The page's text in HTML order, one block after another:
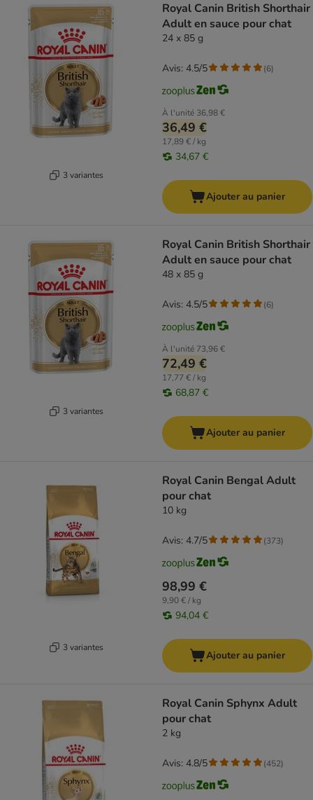
3 variantes
Royal Canin British Shorthair
Adult en sauce pour chat
24 x 85 g
À l'unité 36,98 €
36,49 €
17,89 € / kg
34,67 €
Avis: 4.5/5 (6)
Ajouter au panier
3 variantes
Royal Canin British Shorthair
Adult en sauce pour chat
48 x 85 g
À l'unité 73,96 €
72,49 €
17,77 € / kg
68,87 €
Avis: 4.5/5 (6)
Ajouter au panier
3 variantes
Royal Canin Bengal Adult
pour chat
10 kg
98,99 €
9,90 € / kg
94,04 €
Avis: 4.7/5 (373)
Ajouter au panier
Royal Canin Sphynx Adult
pour chat
2 kg
Avis: 4.8/5 (452)